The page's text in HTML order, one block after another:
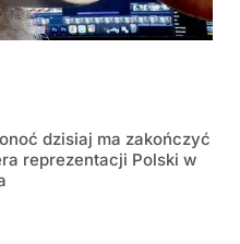
dzisiaj ma zakończyć
reprezentacji Polski w